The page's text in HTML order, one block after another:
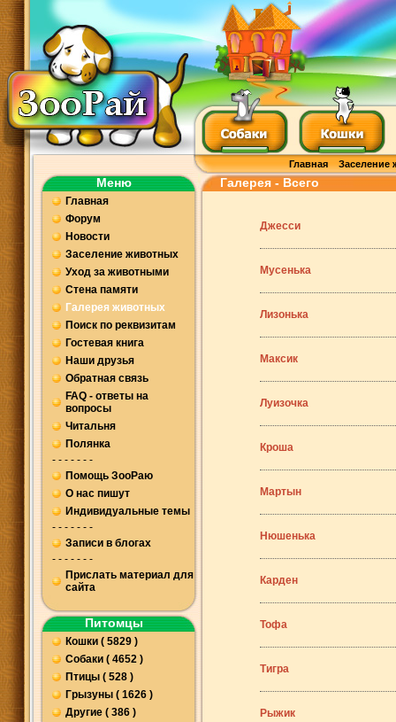
Главная Заселение
Меню
Главная
Форум
Новости
Заселение животных
Уход за животными
Стена памяти
Галерея животных
Поиск по реквизитам
Гостевая книга
Наши друзья
Обратная связь
FAQ - ответы на
вопросы
Читальня
Полянка
- - - - - - -
Помощь ЗооРаю
О нас пишут
Индивидуальные темы
- - - - - - -
Записи в блогах
- - - - - - -
Прислать материал для
сайта
Питомцы
Кошки ( 5829 )
Собаки ( 4652 )
Птицы ( 528 )
Грызуны ( 1626 )
Другие ( 386 )
Галерея - Всего
Джесси
Мусенька
Лизонька
Максик
Луизочка
Кроша
Мартын
Нюшенька
Карден
Тофа
Тигра
Рыжик